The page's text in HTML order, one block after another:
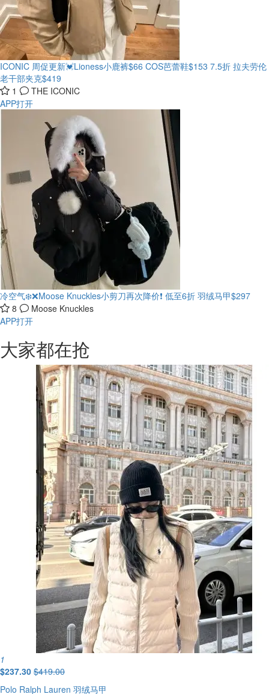
ICONIC 周促更新💓Lioness小鹿裤$66 COS芭蕾鞋$153 7.5折 拉夫劳伦
老干部夹克$419
1
THE ICONIC
APP打开
冷空气❄️❌️Moose Knuckles小剪刀再次降价❗️ 低至6折 羽绒马甲$297
8
Moose Knuckles
APP打开
大家都在抢
1
$237.30 $419.00
Polo Ralph Lauren 羽绒马甲